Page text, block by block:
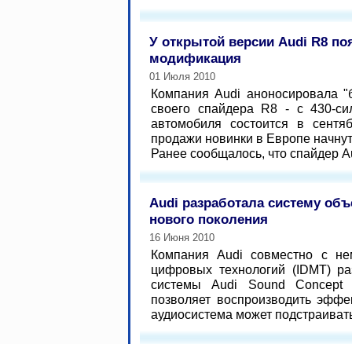
У открытой версии Audi R8
модификация
01 Июля 2010
Компания Audi аноносировала
своего спайдера R8 - с 430-
автомобиля состоится в
продажи новинки в Европе
Ранее сообщалось, что спайдер
Audi разработала систему
нового поколения
16 Июня 2010
Компания Audi совместно с
цифровых технологий (IDMT)
системы Audi Sound Concept
позволяет воспроизводить
аудиосистема может